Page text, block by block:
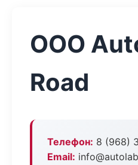
ООО
Road
Телефон: 8 (968)
Email: